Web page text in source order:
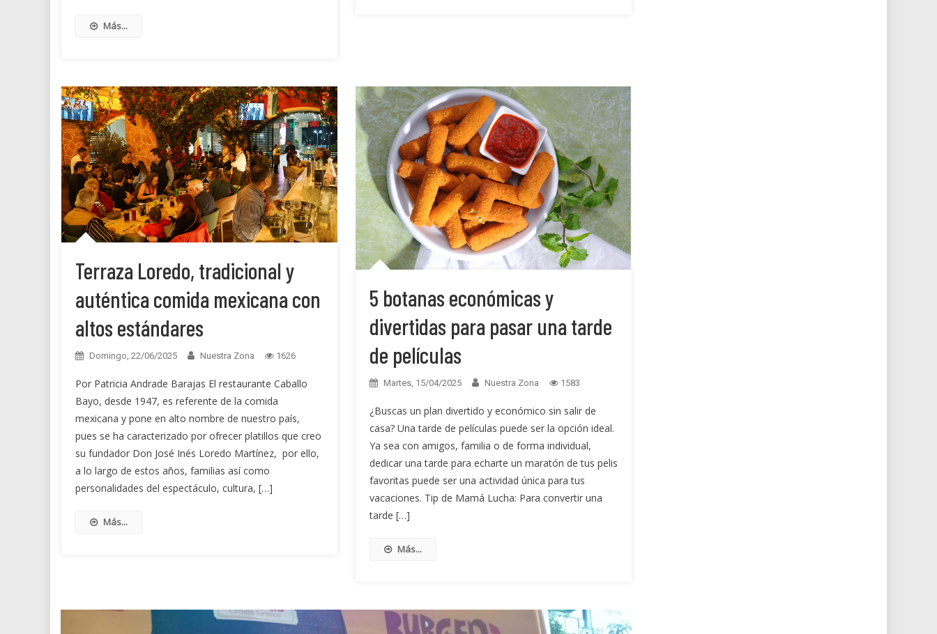
Más...
Terraza Loredo, tradicional y
auténtica comida mexicana con
altos estándares
Domingo, 22/06/2025 Nuestra Zona 1626
Por Patricia Andrade Barajas El restaurante Caballo
Bayo, desde 1947, es referente de la comida
mexicana y pone en alto nombre de nuestro país,
pues se ha caracterizado por ofrecer platillos que creo
su fundador Don José Inés Loredo Martínez, por ello,
a lo largo de estos años, familias así como
personalidades del espectáculo, cultura, […]
Más...
5 botanas económicas y
divertidas para pasar una tarde
de películas
Martes, 15/04/2025 Nuestra Zona 1583
¿Buscas un plan divertido y económico sin salir de
casa? Una tarde de películas puede ser la opción ideal.
Ya sea con amigos, familia o de forma individual,
dedicar una tarde para echarte un maratón de tus pelis
favoritas puede ser una actividad única para tus
vacaciones. Tip de Mamá Lucha: Para convertir una
tarde […]
Más...